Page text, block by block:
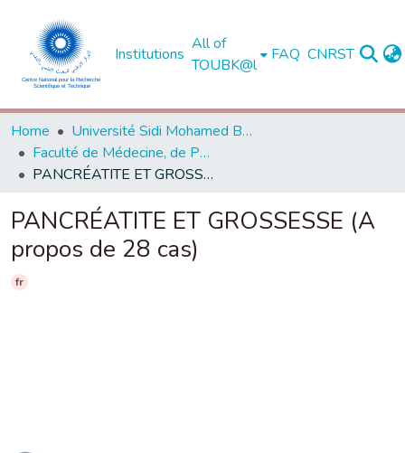
Institutions
All of
TOUBK@l
FAQ CNRST
Home
Université Sidi Mohamed Ben Abdellah de Fès
Faculté de Médecine, de Pharmacie et de Médecine Dentaire - Fès
PANCRÉATITE ET GROSSESSE (A propos de 28 cas)
PANCRÉATITE ET GROSSESSE (A
propos de 28 cas)
fr